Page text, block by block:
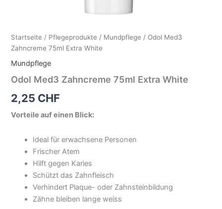
Startseite / Pflegeprodukte / Mundpflege / Odol Med3
Zahncreme 75ml Extra White
Mundpflege
Odol Med3 Zahncreme 75ml Extra White
2,25 CHF
Vorteile auf einen Blick:
Ideal für erwachsene Personen
Frischer Atem
Hilft gegen Karies
Schützt das Zahnfleisch
Verhindert Plaque- oder Zahnsteinbildung
Zähne bleiben lange weiss